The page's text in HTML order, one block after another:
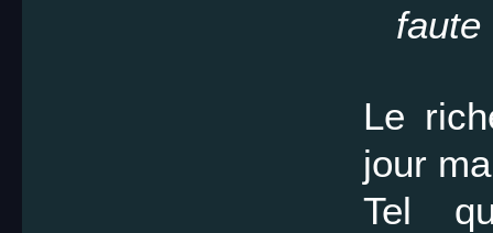
faute
Le
jour
Tel